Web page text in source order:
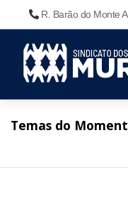
R. Barão do Monte
Temas do